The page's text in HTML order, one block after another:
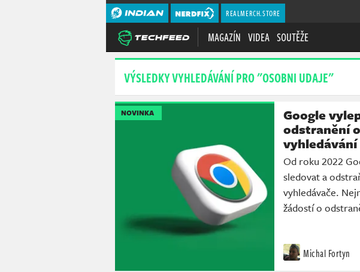
REALMERCH.STORE
MAGAZÍN VIDEA SOUTĚŽE
VÝSLEDKY VYHLEDÁVÁNÍ PRO "OSOBNI UDAJE"
NOVINKA
Google
odstranění
vyhledávání
Od roku 2022
sledovat a
vyhledávače.
žádostí o
Michal Fortyn